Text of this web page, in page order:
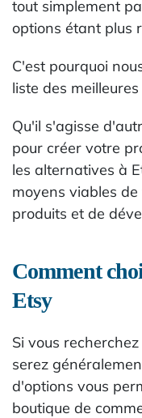
tout simplement
options étant plus
C'est pourquoi
liste des
Qu'il s'agisse
pour créer votre
les alternatives à
moyens viables
produits et de
Comment
Etsy
Si vous
serez
d'options vous
boutique de